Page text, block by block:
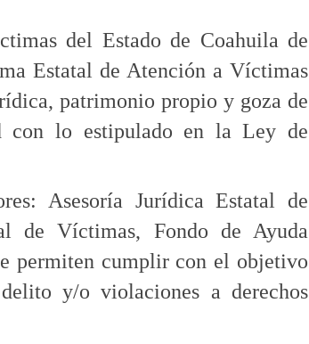
del Estado de Coahuila de
Estatal de Atención a Víctimas
patrimonio propio y goza de
con lo estipulado en la Ley de
Asesoría Jurídica Estatal de
de Víctimas, Fondo de Ayuda
permiten cumplir con el objetivo
y/o violaciones a derechos